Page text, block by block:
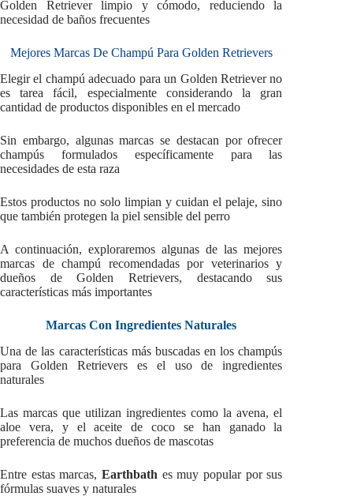
Golden Retriever limpio y cómodo, reduciendo la
necesidad de baños frecuentes
Mejores Marcas De Champú Para Golden Retrievers
Elegir el champú adecuado para un Golden Retriever no
es tarea fácil, especialmente considerando la gran
cantidad de productos disponibles en el mercado
Sin embargo, algunas marcas se destacan por ofrecer
champús formulados específicamente para las
necesidades de esta raza
Estos productos no solo limpian y cuidan el pelaje, sino
que también protegen la piel sensible del perro
A continuación, exploraremos algunas de las mejores
marcas de champú recomendadas por veterinarios y
dueños de Golden Retrievers, destacando sus
características más importantes
Marcas Con Ingredientes Naturales
Una de las características más buscadas en los champús
para Golden Retrievers es el uso de ingredientes
naturales
Las marcas que utilizan ingredientes como la avena, el
aloe vera, y el aceite de coco se han ganado la
preferencia de muchos dueños de mascotas
Entre estas marcas,Earthbath es muy popular por sus
fórmulas suaves y naturales